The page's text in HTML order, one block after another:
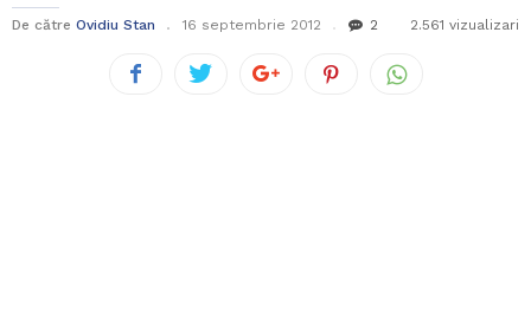
De către Ovidiu Stan 16 septembrie 2012 2 2.561 vizualizari